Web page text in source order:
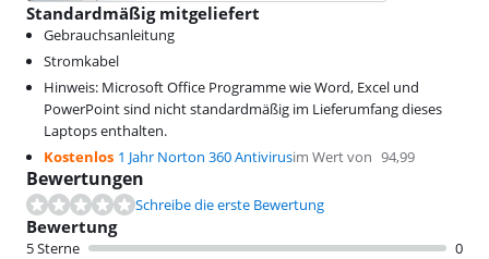
Standardmäßig mitgeliefert
Gebrauchsanleitung
Stromkabel
Hinweis: Microsoft Office Programme wie Word, Excel und
PowerPoint sind nicht standardmäßig im Lieferumfang dieses
Laptops enthalten.
Kostenlos 1 Jahr Norton 360 Antivirusim Wert von 94,99
Bewertungen
Schreibe die erste Bewertung
Bewertung
5 Sterne
0